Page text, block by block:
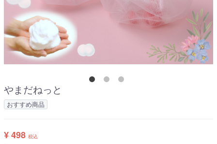
やまだねっと
おすすめ商品
¥ 498 税込